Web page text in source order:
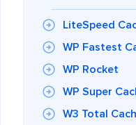
LiteSpeed
WP Fastest
WP Rocket
WP Super
W3 Total